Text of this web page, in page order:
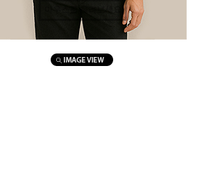
마우스를 올려보세요